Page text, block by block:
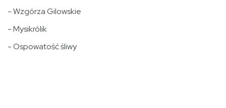
- Wzgórza Gilowskie
- Mysikrólik
- Ospowatość śliwy